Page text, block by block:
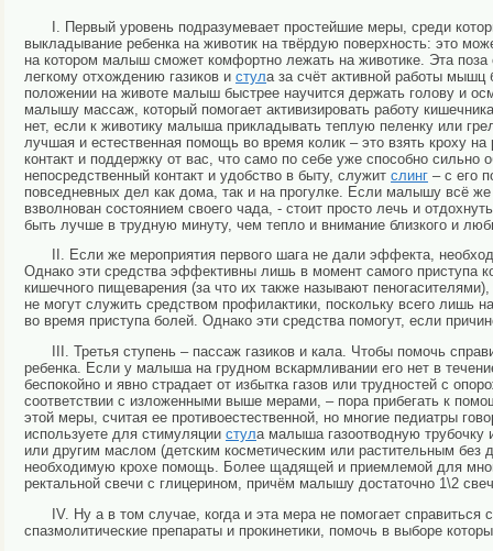
I. Первый уровень подразумевает простейшие меры, среди
выкладывание ребенка на животик на твёрдую поверхность: это
на котором малыш сможет комфортно лежать на животике. Эта поза
легкому отхождению газиков и стула за счёт активной работы мышц
положении на животе малыш быстрее научится держать голову и
малышу массаж, который помогает активизировать работу
нет, если к животику малыша прикладывать теплую пеленку или
лучшая и естественная помощь во время колик – это взять кроху
контакт и поддержку от вас, что само по себе уже способно
непосредственный контакт и удобство в быту, служит слинг – с его
повседневных дел как дома, так и на прогулке. Если малышу всё
взволнован состоянием своего чада, - стоит просто лечь и
быть лучше в трудную минуту, чем тепло и внимание близкого и
II. Если же мероприятия первого шага не дали эффекта,
Однако эти средства эффективны лишь в момент самого приступа
кишечного пищеварения (за что их также называют
не могут служить средством профилактики, поскольку всего
во время приступа болей. Однако эти средства помогут, если
III. Третья ступень – пассаж газиков и кала. Чтобы помочь
ребенка. Если у малыша на грудном вскармливании его нет в
беспокойно и явно страдает от избытка газов или трудностей с
соответствии с изложенными выше мерами, – пора прибегать к
этой меры, считая ее противоестественной, но многие педиатры
используете для стимуляции стула малыша газоотводную трубочку
или другим маслом (детским косметическим или растительным без
необходимую крохе помощь. Более щадящей и приемлемой для
ректальной свечи с глицерином, причём малышу достаточно 1\2
IV. Ну а в том случае, когда и эта мера не помогает
спазмолитические препараты и прокинетики, помочь в выборе